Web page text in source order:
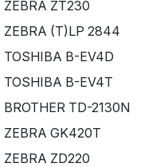
ZEBRA ZT230
ZEBRA (T)LP 2844
TOSHIBA B-EV4D
TOSHIBA B-EV4T
BROTHER TD-2130N
ZEBRA GK420T
ZEBRA ZD220